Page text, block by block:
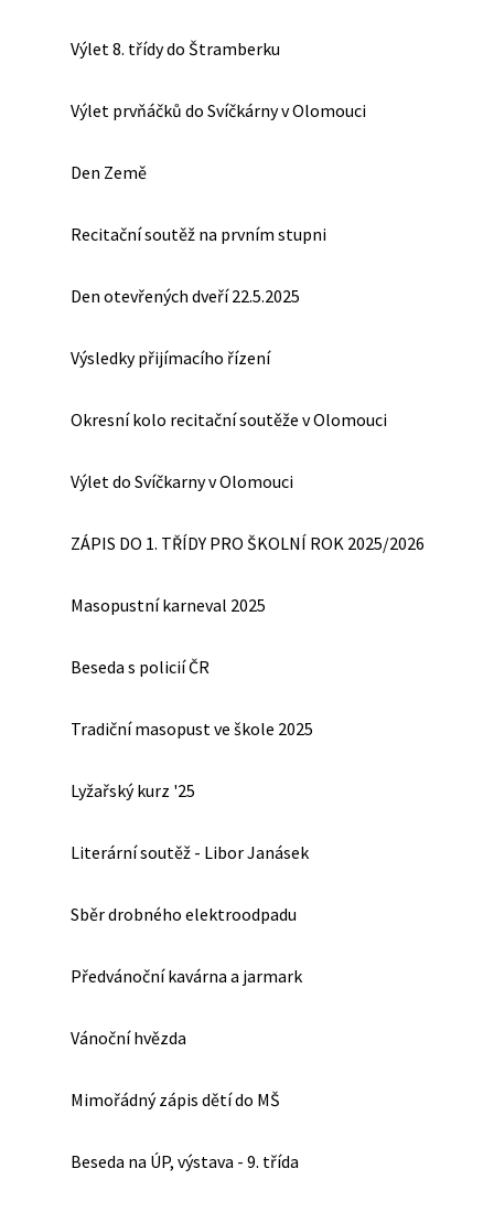
Výlet 8. třídy do Štramberku
Výlet prvňáčků do Svíčkárny v Olomouci
Den Země
Recitační soutěž na prvním stupni
Den otevřených dveří 22.5.2025
Výsledky přijímacího řízení
Okresní kolo recitační soutěže v Olomouci
Výlet do Svíčkarny v Olomouci
ZÁPIS DO 1. TŘÍDY PRO ŠKOLNÍ ROK 2025/2026
Masopustní karneval 2025
Beseda s policií ČR
Tradiční masopust ve škole 2025
Lyžařský kurz '25
Literární soutěž - Libor Janásek
Sběr drobného elektroodpadu
Předvánoční kavárna a jarmark
Vánoční hvězda
Mimořádný zápis dětí do MŠ
Beseda na ÚP, výstava - 9. třída